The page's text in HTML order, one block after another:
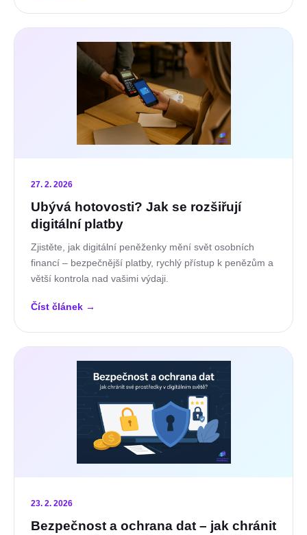
27. 2. 2026
Ubývá hotovosti? Jak se rozšiřují
digitální platby
Zjistěte, jak digitální peněženky mění svět osobních
financí – bezpečnější platby, rychlý přístup k penězům a
větší kontrola nad vašimi výdaji.
Číst článek →
23. 2. 2026
Bezpečnost a ochrana dat – jak chránit